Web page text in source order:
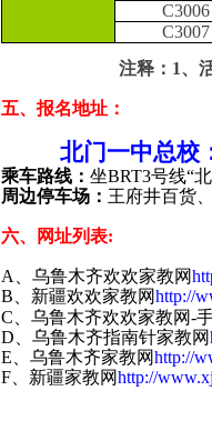
C3006
C3007
注释： 1、
五、报名地址：
北门一中总校
乘车路线： 坐BRT3号线“
周边停车场： 王府井百货
六、网址列表:
A 、乌鲁木齐欢欢家教网
B 、新疆欢欢家教网http://
C 、乌鲁木齐欢欢家教网-
D 、乌鲁木齐指南针家教网
E 、乌鲁木齐家教网http://
F 、新疆家教网http://